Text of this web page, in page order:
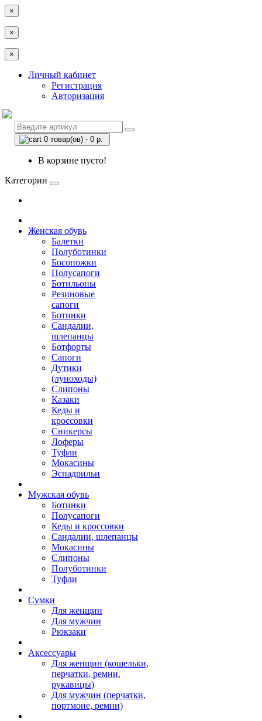
×
×
×
Личный кабинет
Регистрация
Авторизация
0 товар(ов) - 0 р.
В корзине пусто!
Категории
Женская обувь
Балетки
Полуботинки
Босоножки
Полусапоги
Ботильоны
Резиновые
сапоги
Ботинки
Сандалии,
шлепанцы
Ботфорты
Сапоги
Дутики
(луноходы)
Слипоны
Казаки
Кеды и
кроссовки
Сникерсы
Лоферы
Туфли
Мокасины
Эспадрильи
Мужская обувь
Ботинки
Полусапоги
Кеды и кроссовки
Сандалии, шлепанцы
Мокасины
Слипоны
Полуботинки
Туфли
Сумки
Для женщин
Для мужчин
Рюкзаки
Аксессуары
Для женщин (кошельки,
перчатки, ремни,
рукавицы)
Для мужчин (перчатки,
портмоне, ремни)